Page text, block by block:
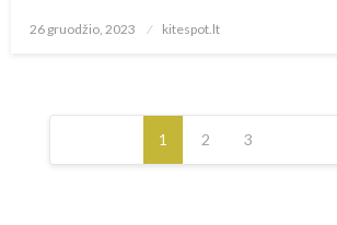
Posted
26 gruodžio, 2023 kitespot.lt
Įrašų
puslapiavimas
1 2 3